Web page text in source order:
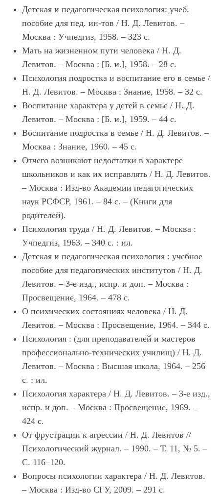
Детская и педагогическая психология: учеб.
пособие для пед. ин-тов / Н. Д. Левитов. –
Москва : Учпедгиз, 1958. – 323 с.
Мать на жизненном пути человека / Н. Д.
Левитов. – Москва : [Б. и.], 1958. – 28 с.
Психология подростка и воспитание его в семье /
Н. Д. Левитов. – Москва : Знание, 1958. – 32 с.
Воспитание характера у детей в семье / Н. Д.
Левитов. – Москва : [Б. и.], 1959. – 44 с.
Воспитание подростка в семье / Н. Д. Левитов. –
Москва : Знание, 1960. – 45 с.
Отчего возникают недостатки в характере
школьников и как их исправлять / Н. Д. Левитов.
– Москва : Изд-во Академии педагогических
наук РСФСР, 1961. – 84 с. – (Книги для
родителей).
Психология труда / Н. Д. Левитов. – Москва :
Учпедгиз, 1963. – 340 с. : ил.
Детская и педагогическая психология : учебное
пособие для педагогических институтов / Н. Д.
Левитов. – 3-е изд., испр. и доп. – Москва :
Просвещение, 1964. – 478 с.
О психических состояниях человека / Н. Д.
Левитов. – Москва : Просвещение, 1964. – 344 с.
Психология : (для преподавателей и мастеров
профессионально-технических училищ) / Н. Д.
Левитов. – Москва : Высшая школа, 1964. – 256
с. : ил.
Психология характера / Н. Д. Левитов. – 3-е изд.,
испр. и доп. – Москва : Просвещение, 1969. –
424 с.
От фрустрации к агрессии / Н. Д. Левитов //
Психологический журнал. – 1990. – Т. 11, № 5. –
С. 116–120.
Вопросы психологии характера / Н. Д. Левитов.
– Москва : Изд-во СГУ, 2009. – 291 с.